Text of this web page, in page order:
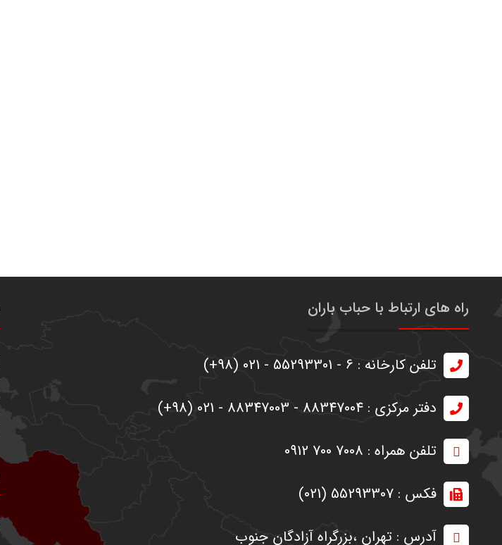
راه های ارتباط با حباب باران
تلفن کارخانه : 6 - 55293301 - 021 (98+)
دفتر مرکزی : 88347004 - 88347003 - 021 (98+)
تلفن همراه : 7008 700 0912
فکس : 55293307 (021)
آدرس : تهران ،‌بزرگراه آزادگان جنوب